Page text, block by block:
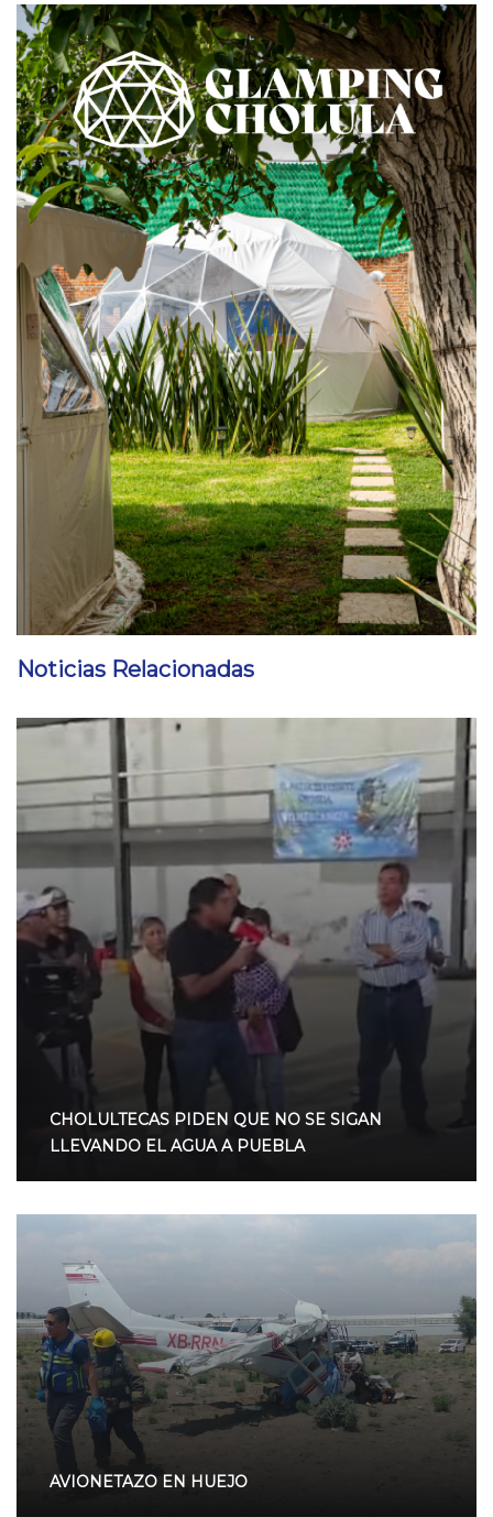
Noticias Relacionadas
CHOLULTECAS PIDEN QUE NO SE SIGAN
LLEVANDO EL AGUA A PUEBLA
AVIONETAZO EN HUEJO